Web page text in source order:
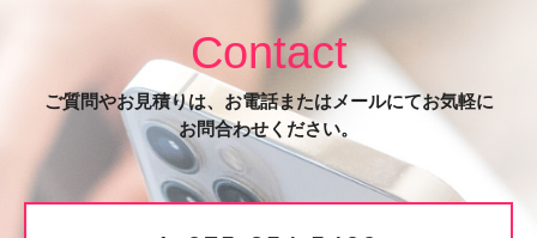
Contact
ご質問やお見積りは、お電話またはメールにてお気軽に
お問合わせください。